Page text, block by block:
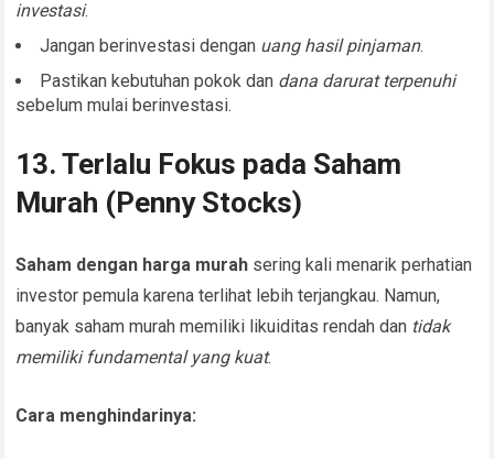
investasi.
Jangan berinvestasi dengan uang hasil pinjaman.
Pastikan kebutuhan pokok dan dana darurat terpenuhi
sebelum mulai berinvestasi.
13. Terlalu Fokus pada Saham
Murah (Penny Stocks)
Saham dengan harga murah sering kali menarik perhatian
investor pemula karena terlihat lebih terjangkau. Namun,
banyak saham murah memiliki likuiditas rendah dan tidak
memiliki fundamental yang kuat.
Cara menghindarinya: